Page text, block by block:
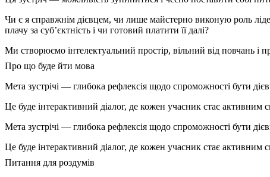
Чи є я справжнім дієвцем, чи лише майстерно виконую роль
плачу за суб’єктність і чи готовий платити її далі?
Ми створюємо інтелектуальний простір, вільний від повчань і
Про що буде йти мова
Мета зустрічі — глибока рефлексія щодо спроможності бути
Це буде інтерактивний діалог, де кожен учасник стає активним
Мета зустрічі — глибока рефлексія щодо спроможності бути
Це буде інтерактивний діалог, де кожен учасник стає активним
Питання для роздумів